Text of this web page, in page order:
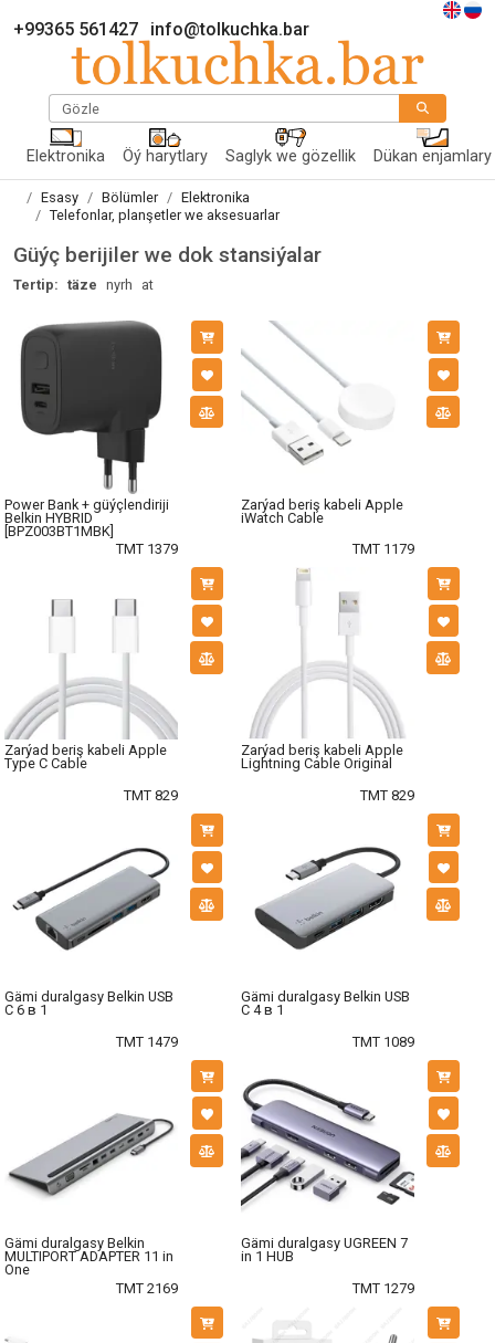
+99365 561427 info@tolkuchka.bar
Gözle
Elektronika Öý harytlary Saglyk we gözellik Dükan enjamlary
Esasy Bölümler
Elektronika
Telefonlar, planşetler we aksesuarlar
Güýç berijiler we dok stansiýalar
Tertip: täze nyrh at
Power Bank + güýçlendiriji
Belkin HYBRID
[BPZ003BT1MBK]
TMT 1379
Zarýad beriş kabeli Apple
iWatch Cable
TMT 1179
Zarýad beriş kabeli Apple
Type C Cable
TMT 829
Zarýad beriş kabeli Apple
Lightning Cable Original
TMT 829
Gämi duralgasy Belkin USB
C 6 в 1
TMT 1479
Gämi duralgasy Belkin USB
C 4 в 1
TMT 1089
Gämi duralgasy Belkin
MULTIPORT ADAPTER 11 in
One
TMT 2169
Gämi duralgasy UGREEN 7
in 1 HUB
TMT 1279